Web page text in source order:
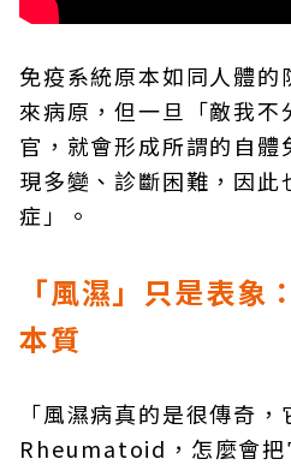
免疫系統原本如同人體
來病原，但一旦「敵我不
官，就會形成所謂的自體
現多變、診斷困難，因此
症」。
「風濕」只是表象
本質
「風濕病真的是很傳奇
Rheumatoid，怎麼會把